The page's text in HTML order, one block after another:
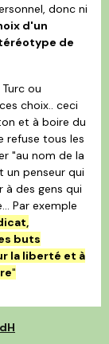
donc ni
d'un
de
ou
choix.. ceci
et à boire du
refuse tous les
"au nom de la
un penseur qui
des gens qui
Par exemple
buts
la liberté et à
"